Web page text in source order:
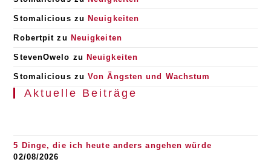
Stomalicious zu Neuigkeiten
Robertpit zu Neuigkeiten
StevenOwelo zu Neuigkeiten
Stomalicious zuVon Ängsten und Wachstum
Aktuelle Beiträge
5 Dinge, die ich heute anders angehen würde
02/08/2026